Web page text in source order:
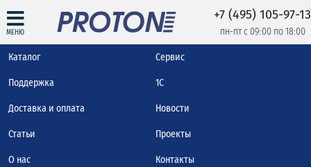
МЕНЮ
+7 (495) 105-97-13
пн-пт с 09:00 по 18:00
Каталог Сервис
Поддержка 1С
Доставка и оплата Новости
Статьи Проекты
О нас Контакты